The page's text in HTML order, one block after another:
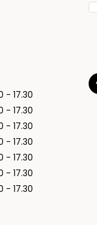
- 17.30
- 17.30
- 17.30
- 17.30
- 17.30
- 17.30
- 17.30